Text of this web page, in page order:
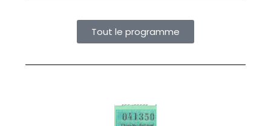
Tout le programme